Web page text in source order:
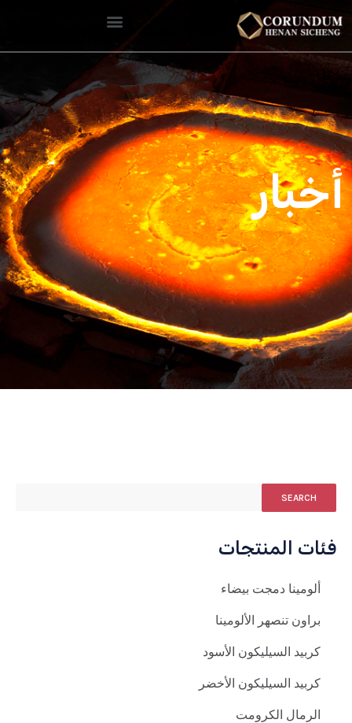
أخبار
SEARCH
فئات المنتجات
ألومينا دمجت بيضاء
براون تنصهر الألومينا
كربيد السيليكون الأسود
كربيد السيليكون الأخضر
الرمال الكرومت